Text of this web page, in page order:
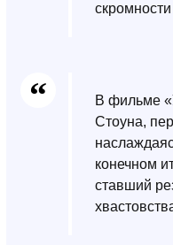
В фильме
Стоуна,
конечном
ставший